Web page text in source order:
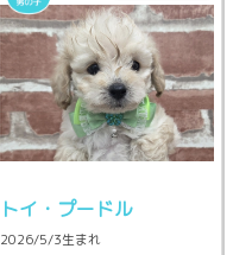
トイ・プードル
2026/5/3生まれ